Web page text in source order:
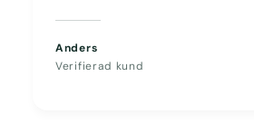
Anders
Verifierad kund